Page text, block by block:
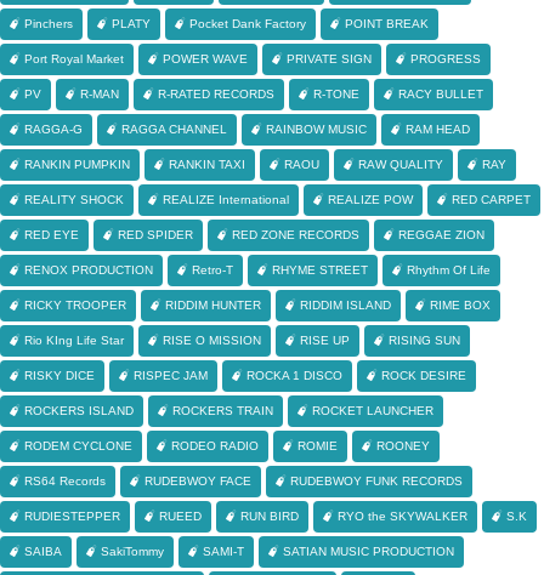
Pinchers PLATY Pocket Dank Factory POINT BREAK
Port Royal Market POWER WAVE PRIVATE SIGN PROGRESS
PV R-MAN R-RATED RECORDS R-TONE RACY BULLET
RAGGA-G RAGGA CHANNEL RAINBOW MUSIC RAM HEAD
RANKIN PUMPKIN RANKIN TAXI RAOU RAW QUALITY RAY
REALITY SHOCK REALIZE International REALIZE POW RED CARPET
RED EYE RED SPIDER RED ZONE RECORDS REGGAE ZION
RENOX PRODUCTION Retro-T RHYME STREET Rhythm Of Life
RICKY TROOPER RIDDIM HUNTER RIDDIM ISLAND RIME BOX
Rio KIng Life Star RISE O MISSION RISE UP RISING SUN
RISKY DICE RISPEC JAM ROCKA 1 DISCO ROCK DESIRE
ROCKERS ISLAND ROCKERS TRAIN ROCKET LAUNCHER
RODEM CYCLONE RODEO RADIO ROMIE ROONEY
RS64 Records RUDEBWOY FACE RUDEBWOY FUNK RECORDS
RUDIESTEPPER RUEED RUN BIRD RYO the SKYWALKER S.K
SAIBA SakiTommy SAMI-T SATIAN MUSIC PRODUCTION